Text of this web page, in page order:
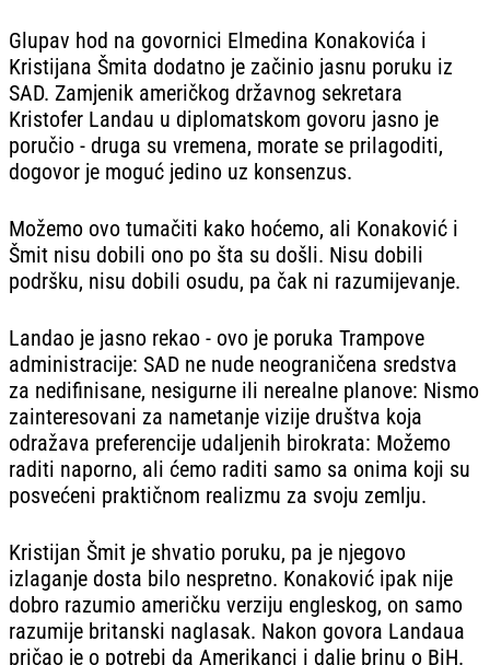
Glupav hod na govornici Elmedina Konakovića i
Kristijana Šmita dodatno je začinio jasnu poruku iz
SAD. Zamjenik američkog državnog sekretara
Kristofer Landau u diplomatskom govoru jasno je
poručio - druga su vremena, morate se prilagoditi,
dogovor je moguć jedino uz konsenzus.
Možemo ovo tumačiti kako hoćemo, ali Konaković i
Šmit nisu dobili ono po šta su došli. Nisu dobili
podršku, nisu dobili osudu, pa čak ni razumijevanje.
Landao je jasno rekao - ovo je poruka Trampove
administracije: SAD ne nude neograničena sredstva
za nedifinisane, nesigurne ili nerealne planove: Nismo
zainteresovani za nametanje vizije društva koja
odražava preferencije udaljenih birokrata: Možemo
raditi naporno, ali ćemo raditi samo sa onima koji su
posvećeni praktičnom realizmu za svoju zemlju.
Kristijan Šmit je shvatio poruku, pa je njegovo
izlaganje dosta bilo nespretno. Konaković ipak nije
dobro razumio američku verziju engleskog, on samo
razumije britanski naglasak. Nakon govora Landaua
pričao je o potrebi da Amerikanci i dalje brinu o BiH.